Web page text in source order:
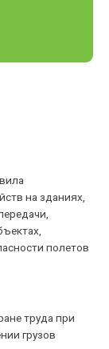
на зданиях,
полетов
труда при
грузов